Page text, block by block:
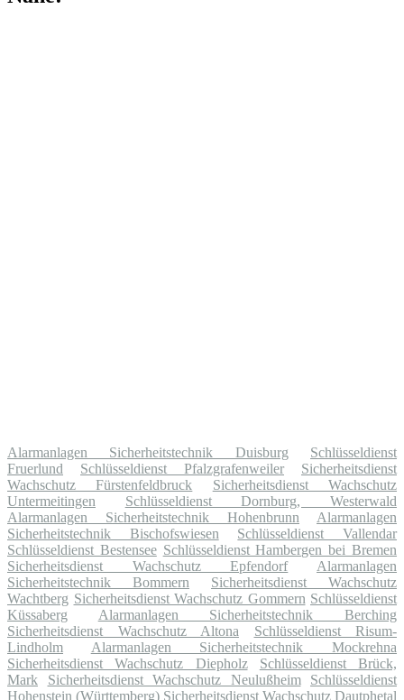
Alarmanlagen Sicherheitstechnik Duisburg
Schlüsseldienst
Fruerlund
Schlüsseldienst Pfalzgrafenweiler
Sicherheitsdienst
Wachschutz Fürstenfeldbruck
Sicherheitsdienst Wachschutz
Untermeitingen
Schlüsseldienst Dornburg, Westerwald
Alarmanlagen Sicherheitstechnik Hohenbrunn
Alarmanlagen
Sicherheitstechnik Bischofswiesen
Schlüsseldienst Vallendar
Schlüsseldienst Bestensee Schlüsseldienst Hambergen bei Bremen
Sicherheitsdienst Wachschutz Epfendorf
Alarmanlagen
Sicherheitstechnik Bommern
Sicherheitsdienst Wachschutz
Wachtberg Sicherheitsdienst Wachschutz Gommern Schlüsseldienst
Küssaberg
Alarmanlagen Sicherheitstechnik Berching
Sicherheitsdienst Wachschutz Altona
Schlüsseldienst Risum-
Lindholm
Alarmanlagen Sicherheitstechnik Mockrehna
Sicherheitsdienst Wachschutz Diepholz
Schlüsseldienst Brück,
Mark
Sicherheitsdienst Wachschutz Neulußheim
Schlüsseldienst
Hohenstein (Württemberg) Sicherheitsdienst Wachschutz Dautphetal